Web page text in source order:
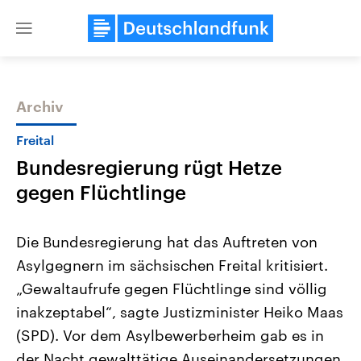
Close
Themen
Landtagswahl Sachsen-Anhalt
2026
Alle Informationen
Sachsen-Anhalt wählt am 6.
September 2026 einen neuen
Landtag. Seit 2021 wird das
Bundesland von einer Koalition aus
USA
Aktuelle Beiträge,
Hintergründe
Wirtschaftlich und
gehören die Vereinigten
den mächtigsten Ländern
mit großem Einfluss auf
Archiv
Freital
Bundesregierung rügt Hetze
gegen Flüchtlinge
Die Bundesregierung hat das Auftreten von
Asylgegnern im sächsischen Freital kritisiert.
„Gewaltaufrufe gegen Flüchtlinge sind völlig
inakzeptabel“, sagte Justizminister Heiko Maas
(SPD). Vor dem Asylbewerberheim gab es in